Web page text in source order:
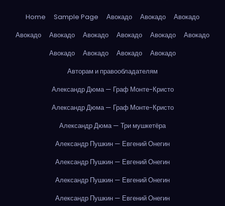
Home Sample Page Авокадо Авокадо
Авокадо
Авокадо
Авокадо Авокадо Авокадо Авокадо
Авокадо
Авокадо
Авокадо Авокадо
Авокадо
Авторам и правообладателям
Александр Дюма — Граф Монте-Кристо
Александр Дюма — Граф Монте-Кристо
Александр Дюма — Три мушкетёра
Александр Пушкин — Евгений Онегин
Александр Пушкин — Евгений Онегин
Александр Пушкин — Евгений Онегин
Александр Пушкин — Евгений Онегин